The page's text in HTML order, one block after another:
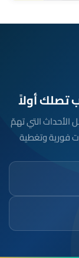
لكل الأحداث التي تهمّ
فورية وتغطية